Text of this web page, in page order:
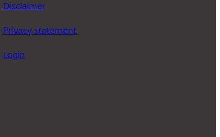
Disclaimer
Privacy statement
Login